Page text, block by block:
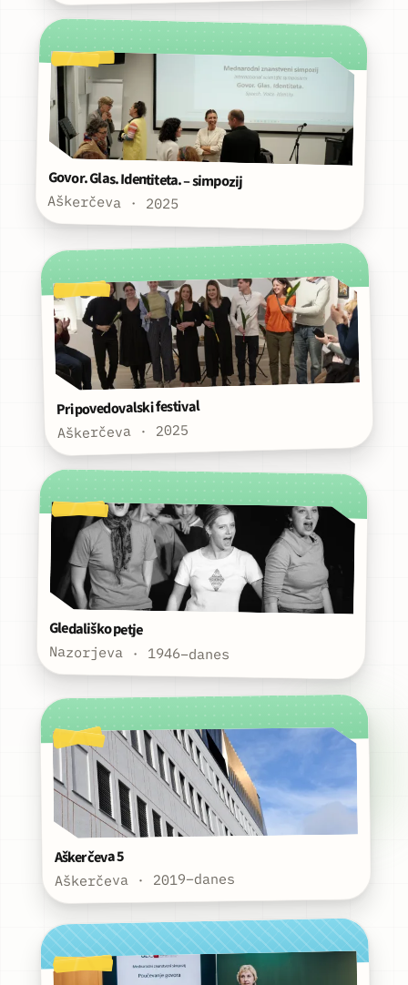
Govor. Glas. Identiteta. – simpozij
Aškerčeva · 2025
Pripovedovalski festival
Aškerčeva · 2025
Gledališko petje
Nazorjeva · 1946–danes
Aškerčeva 5
Aškerčeva · 2019–danes